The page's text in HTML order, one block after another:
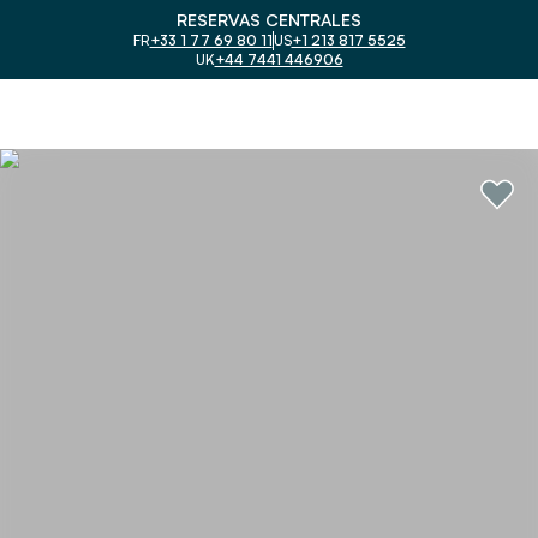
RESERVAS CENTRALES
FR+33 1 77 69 80 11US+1 213 817 5525
UK+44 7441 446906